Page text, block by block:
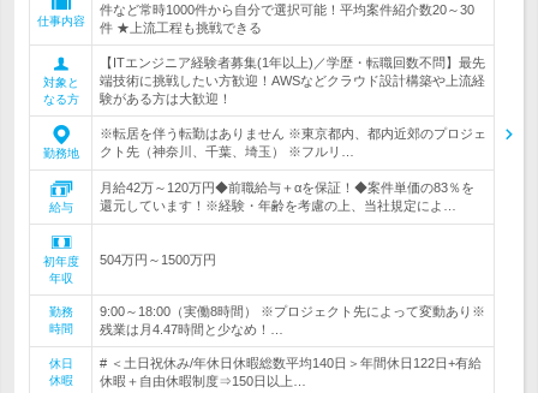
仕事内容
件など常時1000件から自分で選択可能！平均案件紹介数20～30
件 ★上流工程も挑戦できる
対象と
なる方
【ITエンジニア経験者募集(1年以上)／学歴・転職回数不問】最先
端技術に挑戦したい方歓迎！AWSなどクラウド設計構築や上流経
験がある方は大歓迎！
勤務地
※転居を伴う転勤はありません ※東京都内、都内近郊のプロジェ
クト先（神奈川、千葉、埼玉） ※フルリ…
給与
月給42万～120万円◆前職給与＋αを保証！◆案件単価の83％を
還元しています！※経験・年齢を考慮の上、当社規定によ…
初年度
年収
504万円～1500万円
勤務
時間
9:00～18:00（実働8時間） ※プロジェクト先によって変動あり※
残業は月4.47時間と少なめ！…
休日
休暇
# ＜土日祝休み/年休日休暇総数平均140日＞年間休日122日+有給
休暇＋自由休暇制度⇒150日以上…